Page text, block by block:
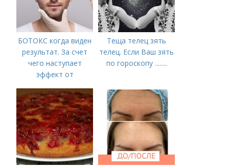
БОТОКС когда виден
результат. За счет
чего наступает
эффект от
Теща телец зять
телец. Если Ваш зять
по гороскопу ........